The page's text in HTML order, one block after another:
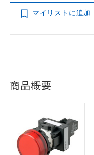
マイリストに追加
商品概要